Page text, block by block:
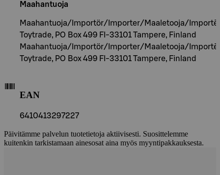
Maahantuoja
Maahantuoja/Importör/Importer/Maaletooja/
Toytrade, PO Box 499 FI-33101 Tampere, Finland
Maahantuoja/Importör/Importer/Maaletooja/
Toytrade, PO Box 499 FI-33101 Tampere, Finland
EAN
6410413297227
Päivitämme palvelun tuotetietoja aktiivisesti. Suosittelemme
kuitenkin tarkistamaan ainesosat aina myös myyntipakkauksesta.